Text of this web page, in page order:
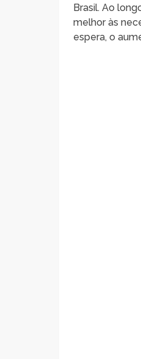
Brasil. Ao
melhor às
espera, o